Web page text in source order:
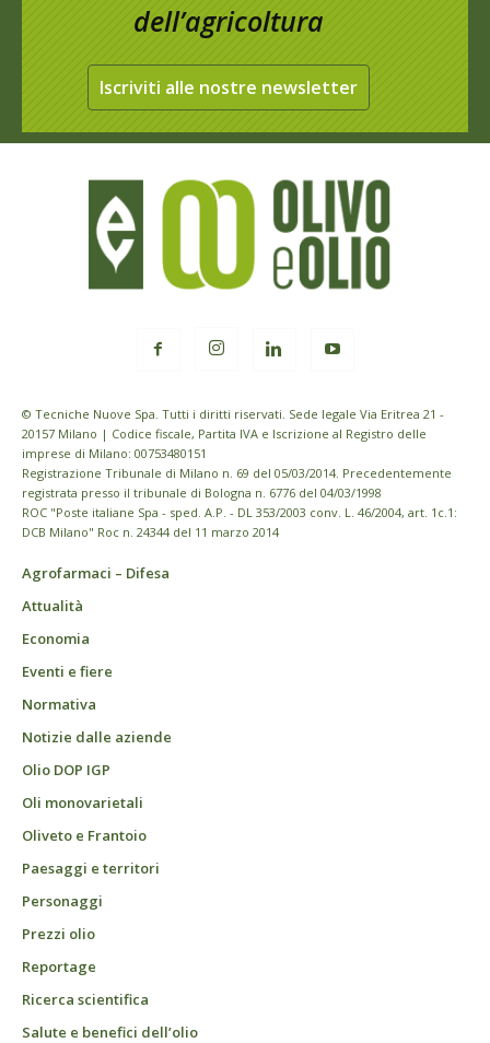
dell’agricoltura
Iscriviti alle nostre newsletter
© Tecniche Nuove Spa. Tutti i diritti riservati. Sede legale Via Eritrea 21 -
20157 Milano | Codice fiscale, Partita IVA e Iscrizione al Registro delle
imprese di Milano: 00753480151
Registrazione Tribunale di Milano n. 69 del 05/03/2014. Precedentemente
registrata presso il tribunale di Bologna n. 6776 del 04/03/1998
ROC "Poste italiane Spa - sped. A.P. - DL 353/2003 conv. L. 46/2004, art. 1c.1:
DCB Milano" Roc n. 24344 del 11 marzo 2014
Agrofarmaci – Difesa
Attualità
Economia
Eventi e fiere
Normativa
Notizie dalle aziende
Olio DOP IGP
Oli monovarietali
Oliveto e Frantoio
Paesaggi e territori
Personaggi
Prezzi olio
Reportage
Ricerca scientifica
Salute e benefici dell’olio